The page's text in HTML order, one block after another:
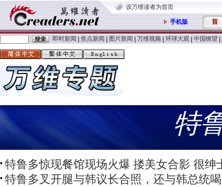
设万维读者为首页
手机版 首
即时新闻 焦点新闻 图片新闻 万维视频 环球大观 中国嘹望
特
特鲁多惊现餐馆现场火爆 搂美女合影 很绅
特鲁多叉开腿与韩议长合照，还与韩总统